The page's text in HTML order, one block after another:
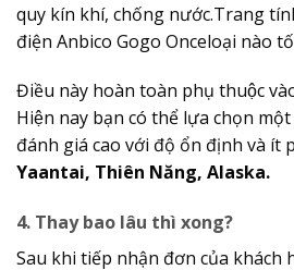
quy kín khí, chống nước.Trang
điện Anbico Gogo Onceloại nào
Điều này hoàn toàn phụ thuộc
Hiện nay bạn có thể lựa chọn
đánh giá cao với độ ổn định và ít
Yaantai, Thiên Năng, Alaska.
4. Thay bao lâu thì xong?
Sau khi tiếp nhận đơn của khách